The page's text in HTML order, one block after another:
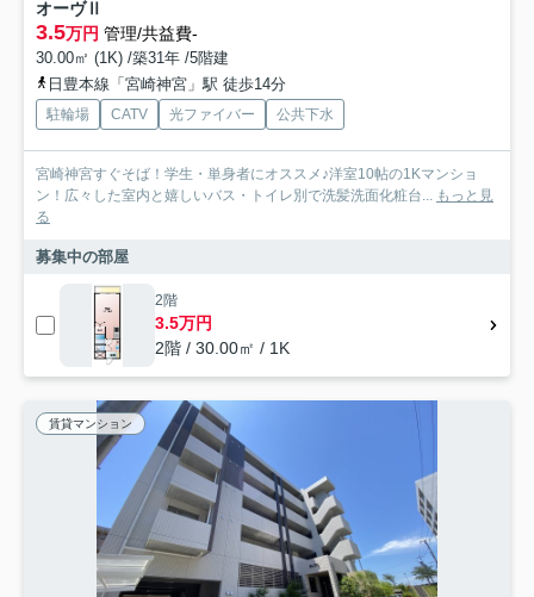
オーヴⅡ
3.5万円 管理/共益費-
30.00㎡ (1K) /築31年 /5階建
日豊本線「宮崎神宮」駅 徒歩14分
駐輪場 CATV 光ファイバー 公共下水
宮崎神宮すぐそば！学生・単身者にオススメ♪洋室10帖の1Kマンショ
ン！広々した室内と嬉しいバス・トイレ別で洗髪洗面化粧台... もっと見
る
募集中の部屋
2階
3.5万円
2階 / 30.00㎡ / 1K
賃貸マンション